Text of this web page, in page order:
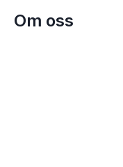
Om oss